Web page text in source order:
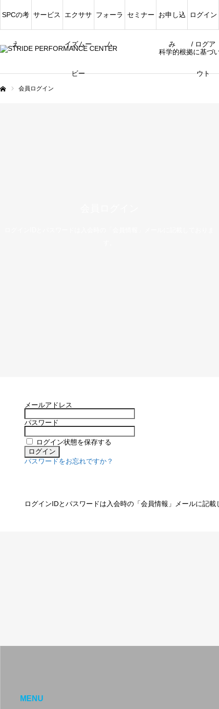
科学的根拠に基づ
SPCの考
え
サービス エクササ
イズムー
ビー
フォーラ
ム
セミナー お申し込
み
ログイン
/ ログア
ウト
会員ログイン
メールアドレス
パスワード
ログイン状態を保存する
パスワードをお忘れですか？
ログインIDとパスワードは入会時の「会員情報」メールに記載
MENU